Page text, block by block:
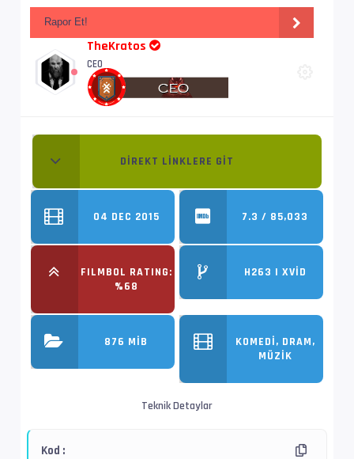
Rapor Et!
TheKratos
CEO
DIREKT LINKLERE GIT
04 DEC 2015 7.3 / 85,033
FILMBOL RATING:
%68
H263 | XVID
876 MIB
KOMEDI, DRAM,
MÜZIK
Teknik Detaylar
Kod :